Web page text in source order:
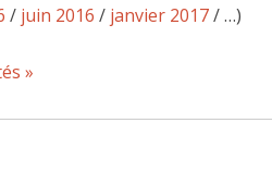
/ juin 2016 / janvier 2017/ …)
»